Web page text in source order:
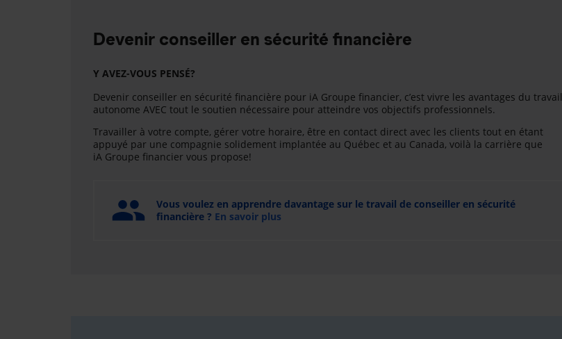
Devenir conseiller en sécurité financière
Y AVEZ-VOUS PENSÉ?
Devenir conseiller en sécurité financière pour iA Groupe financier, c’est vivre les avantages du travail
autonome AVEC tout le soutien nécessaire pour atteindre vos objectifs professionnels.
Travailler à votre compte, gérer votre horaire, être en contact direct avec les clients tout en étant
appuyé par une compagnie solidement implantée au Québec et au Canada, voilà la carrière que
iA Groupe financier vous propose!
Vous voulez en apprendre davantage sur le travail de conseiller en sécurité
financière ? En savoir plus